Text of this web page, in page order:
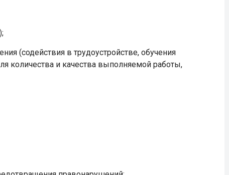
(содействия в трудоустройстве, обучения
количества и качества выполняемой работы,